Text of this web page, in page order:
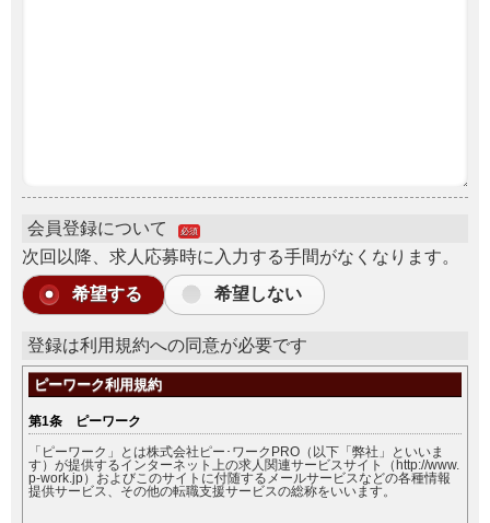
会員登録について 必須
次回以降、求人応募時に入力する手間がなくなります。
希望する 希望しない
登録は利用規約への同意が必要です
ピーワーク利用規約
第1条 ピーワーク
「ピーワーク」とは株式会社ピー･ワークPRO（以下「弊社」といいま
す）が提供するインターネット上の求人関連サービスサイト（http://www.
p-work.jp）およびこのサイトに付随するメールサービスなどの各種情報
提供サービス、その他の転職支援サービスの総称をいいます。